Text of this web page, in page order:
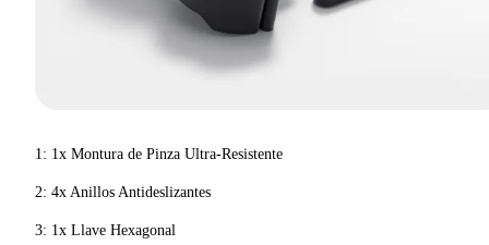
1: 1x Montura de Pinza Ultra-Resistente
2: 4x Anillos Antideslizantes
3: 1x Llave Hexagonal